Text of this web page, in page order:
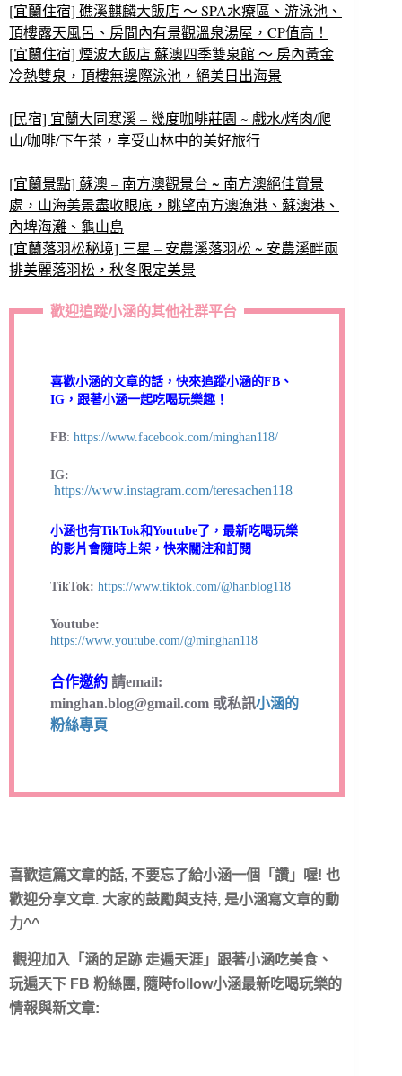
[宜蘭住宿] 礁溪麒麟大飯店 ～ SPA水療區、游泳池、
頂樓露天風呂、房間內有景觀溫泉湯屋，CP值高！
[宜蘭住宿] 煙波大飯店 蘇澳四季雙泉館 ～ 房內黃金
冷熱雙泉，頂樓無邊際泳池，絕美日出海景
[民宿] 宜蘭大同寒溪 – 幾度咖啡莊園 ~ 戲水/烤肉/爬
山/咖啡/下午茶，享受山林中的美好旅行
[宜蘭景點] 蘇澳 – 南方澳觀景台 ~ 南方澳絕佳賞景
處，山海美景盡收眼底，眺望南方澳漁港、蘇澳港、
內埤海灘、龜山島
[宜蘭落羽松秘境] 三星 – 安農溪落羽松 ~ 安農溪畔兩
排美麗落羽松，秋冬限定美景
歡迎追蹤小涵的其他社群平台
喜歡小涵的文章的話，快來追蹤小涵的FB、
IG，跟著小涵一起吃喝玩樂趣！
FB: https://www.facebook.com/minghan118/
IG:
https://www.instagram.com/teresachen118
小涵也有TikTok和Youtube了，最新吃喝玩樂
的影片會隨時上架，快來關注和訂閱
TikTok: https://www.tiktok.com/@hanblog118
Youtube:
https://www.youtube.com/@minghan118
合作邀約 請email:
minghan.blog@gmail.com 或私訊小涵的
粉絲專頁
喜歡這篇文章的話, 不要忘了給小涵一個「讚 」喔! 也
歡迎分享文章. 大家的鼓勵與支持, 是小涵寫文章的動
力^^
觀迎加入「涵的足跡 走遍天涯」跟著小涵吃美食、
玩遍天下 FB 粉絲團, 隨時follow小涵最新吃喝玩樂的
情報與新文章: